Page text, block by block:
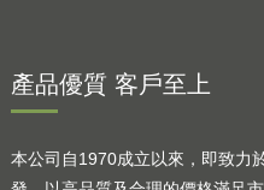
產品優質 客戶至上
本公司自1970成立以來，即致力